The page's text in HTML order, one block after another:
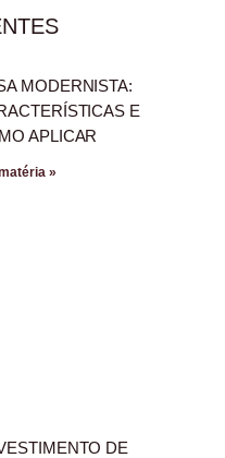
MODERNISTA:
E
APLICAR
»
DE